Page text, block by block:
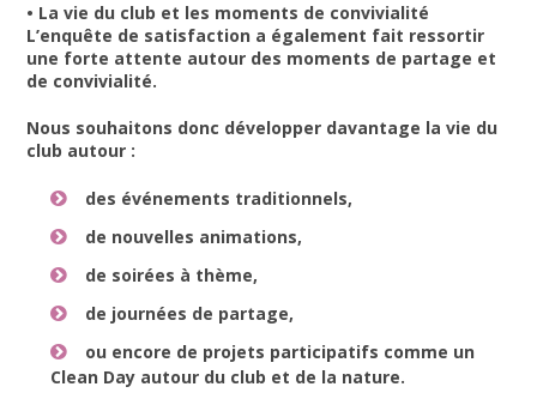
• La vie du club et les moments de convivialité
L’enquête de satisfaction a également fait ressortir
une forte attente autour des moments de partage et
de convivialité.
Nous souhaitons donc développer davantage la vie du
club autour :
des événements traditionnels,
de nouvelles animations,
de soirées à thème,
de journées de partage,
ou encore de projets participatifs comme un
Clean Day autour du club et de la nature.